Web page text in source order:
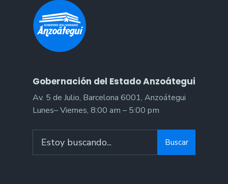
Gobernación del Estado Anzoátegui
Av. 5 de Julio, Barcelona 6001, Anzoátegui
Lunes– Viernes, 8:00 am – 5:00 pm
for:
Buscar